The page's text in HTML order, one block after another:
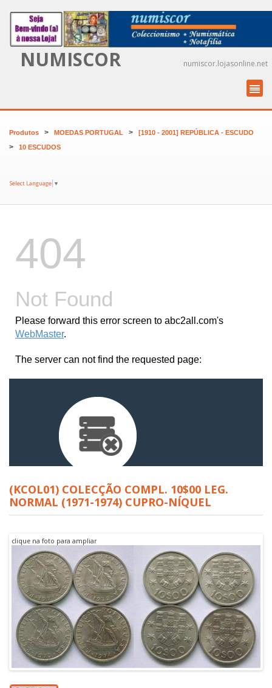
NUMISCOR numiscor.lojasonline.net
Produtos > MOEDAS PORTUGAL > [1910 - 2001] REPÚBLICA - ESCUDO
> 10 ESCUDOS
Select Language ▼
(KCOL01) COLECÇÃO COMPL. 10$00 LEG.
NORMAL (1971-1974) CUPRO-NÍQUEL
clique na foto para ampliar